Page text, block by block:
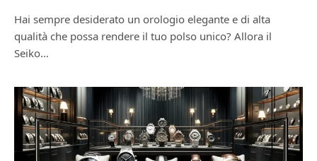
Hai sempre desiderato un orologio elegante e di alta
qualità che possa rendere il tuo polso unico? Allora il
Seiko…